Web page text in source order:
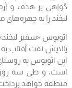
گواهی بر هدف و
لبخند را به چهره‌های
اتوبوس «سفیر
پالایش نفت آفتاب
این اتوبوس به
است، و طی سه روز،
منطقه خواهد